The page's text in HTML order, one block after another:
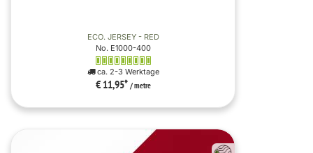
ECO. JERSEY - RED
No. E1000-400
ca. 2-3 Werktage
€ 11,95* / metre